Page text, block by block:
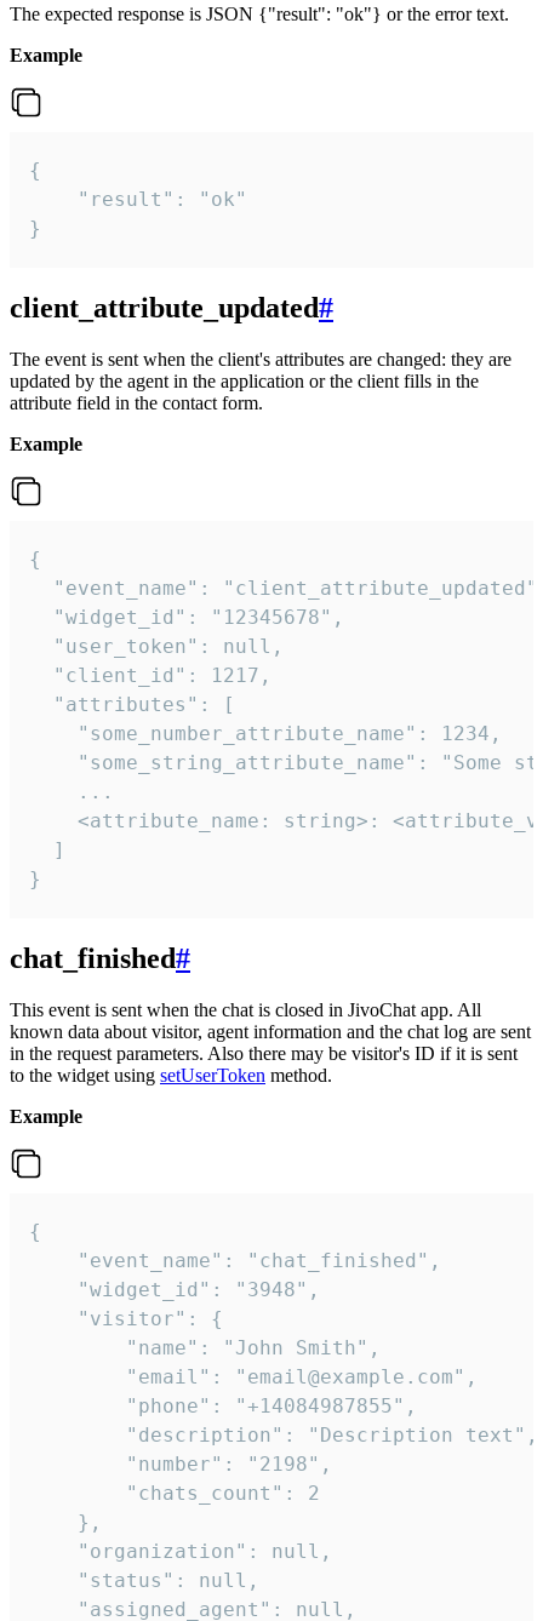
The expected response is JSON {"result": "ok"} or the error text.
Example
{
    "result": "ok"
}
client_attribute_updated#
The event is sent when the client's attributes are changed: they are
updated by the agent in the application or the client fills in the
attribute field in the contact form.
Example
{
"event_name":
  "widget_id": "12345678",
  "user_token": null,
  "client_id": 1217,
  "attributes": [
    "some_number_attribute_name": 1234,
"some_string_attribute_name": "Some
    ...
<attribute_name: string>:
  ]
}
chat_finished#
This event is sent when the chat is closed in JivoChat app. All
known data about visitor, agent information and the chat log are sent
in the request parameters. Also there may be visitor's ID if it is sent
to the widget using setUserToken method.
Example
{
    "event_name": "chat_finished",
    "widget_id": "3948",
    "visitor": {
        "name": "John Smith",
        "email": "email@example.com",
        "phone": "+14084987855",
        "description": "Description text",
        "number": "2198",
        "chats_count": 2
    },
    "organization": null,
    "status": null,
    "assigned_agent": null,